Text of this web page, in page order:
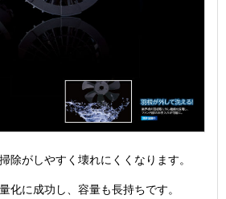
除がしやすく壊れにくくなります。
化に成功し、容量も長持ちです。